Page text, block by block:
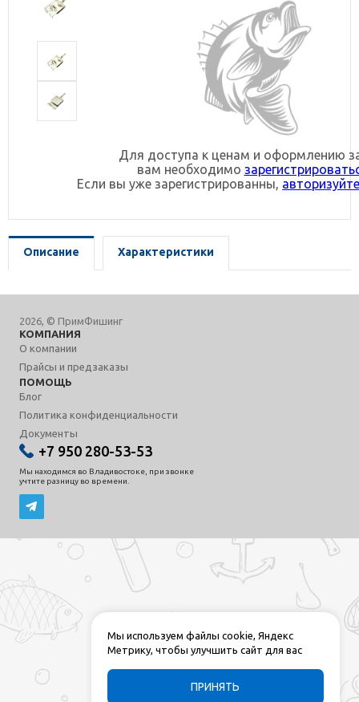
Для доступа к ценам и оформлению
вам необходимо
Если вы уже зарегистрированны,
Описание Характеристики
2026, © ПримФишинг
КОМПАНИЯ
О компании
Прайсы и предзаказы
ПОМОЩЬ
Блог
Политика конфиденциальности
Документы
+7 950 280-53-53
Мы находимся во Владивостоке, при звонке
учтите разницу во времени.
Мы используем файлы cookie, Яндекс
Метрику, чтобы улучшить сайт для вас
ПРИНЯТЬ